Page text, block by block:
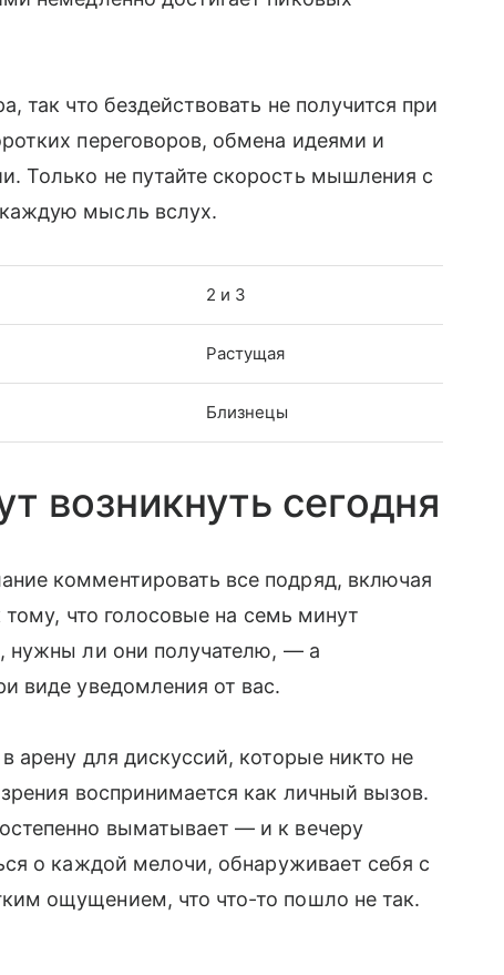
так что бездействовать не получится при
переговоров, обмена идеями и
Только не путайте скорость мышления с
мысль вслух.
2 и 3
Растущая
Близнецы
возникнуть сегодня
комментировать все подряд, включая
что голосовые на семь минут
нужны ли они получателю, — а
виде уведомления от вас.
арену для дискуссий, которые никто не
воспринимается как личный вызов.
выматывает — и к вечеру
о каждой мелочи, обнаруживает себя с
ощущением, что что-то пошло не так.